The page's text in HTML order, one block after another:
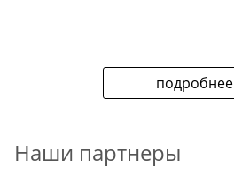
подробнее
Наши партнеры